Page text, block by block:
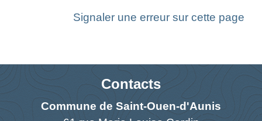
Signaler une erreur sur cette page
Contacts
Commune de Saint-Ouen-d'Aunis